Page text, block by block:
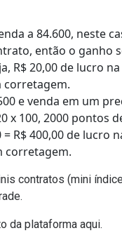
a 84.600, neste
então o ganho
R$ 20,00 de lucro
corretagem.
e venda em um
x 100, 2000 pontos
R$ 400,00 de lucro
corretagem.
contratos (mini
da plataforma aqui.